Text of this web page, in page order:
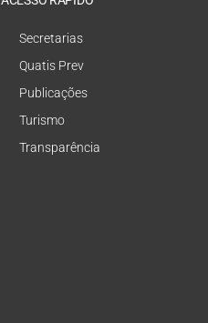
Secretarias
Quatis Prev
Publicações
Turismo
Transparência